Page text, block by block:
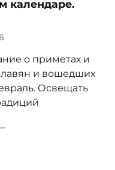
календаре.
о приметах и
и вошедших
Освещать